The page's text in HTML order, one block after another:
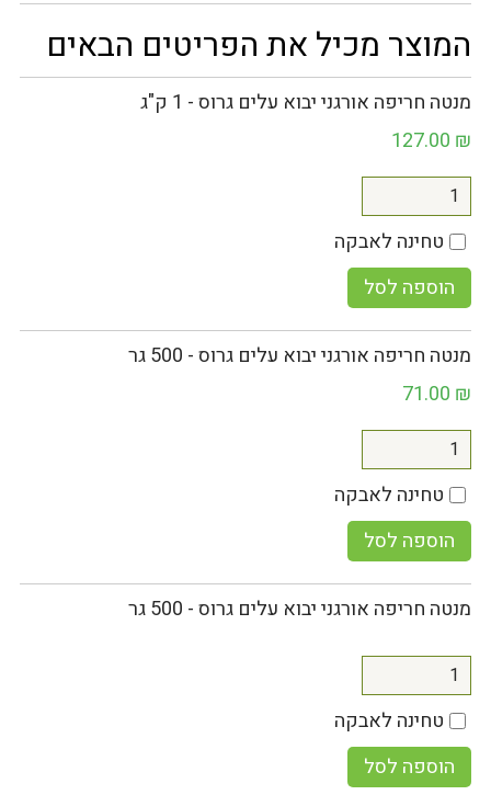
המוצר מכיל את הפריטים הבאים
מנטה חריפה אורגני יבוא עלים גרוס - 1 ק"ג
127.00 ₪
טחינה לאבקה
הוספה לסל
מנטה חריפה אורגני יבוא עלים גרוס - 500 גר
71.00 ₪
טחינה לאבקה
הוספה לסל
מנטה חריפה אורגני יבוא עלים גרוס - 500 גר
טחינה לאבקה
הוספה לסל